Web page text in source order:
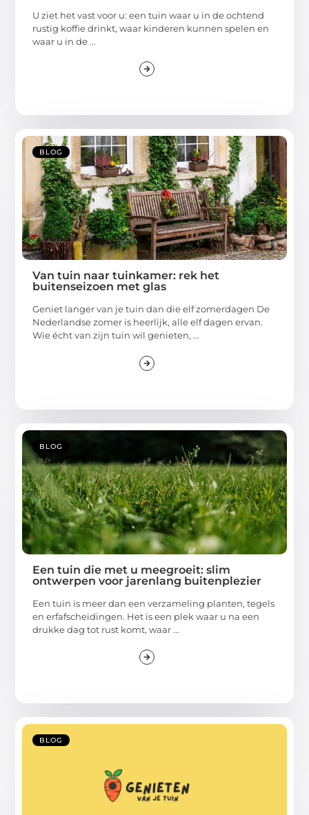
U ziet het vast voor u: een tuin waar u in de ochtend
rustig koffie drinkt, waar kinderen kunnen spelen en
waar u in de ...
BLOG
Van tuin naar tuinkamer: rek het
buitenseizoen met glas
Geniet langer van je tuin dan die elf zomerdagen De
Nederlandse zomer is heerlijk, alle elf dagen ervan.
Wie écht van zijn tuin wil genieten, ...
BLOG
Een tuin die met u meegroeit: slim
ontwerpen voor jarenlang buitenplezier
Een tuin is meer dan een verzameling planten, tegels
en erfafscheidingen. Het is een plek waar u na een
drukke dag tot rust komt, waar ...
BLOG